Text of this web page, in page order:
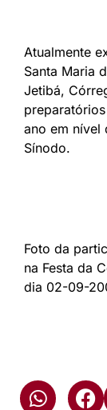
Atualmente
Santa Maria
Jetibá,
ano em nível
Sínodo.
Foto da
na Festa da
dia 02-09-